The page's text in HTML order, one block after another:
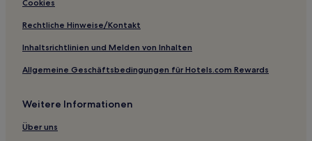
Cookies
Rechtliche Hinweise/Kontakt
Inhaltsrichtlinien und Melden von Inhalten
Allgemeine Geschäftsbedingungen für Hotels.com Rewards
Weitere Informationen
Über uns